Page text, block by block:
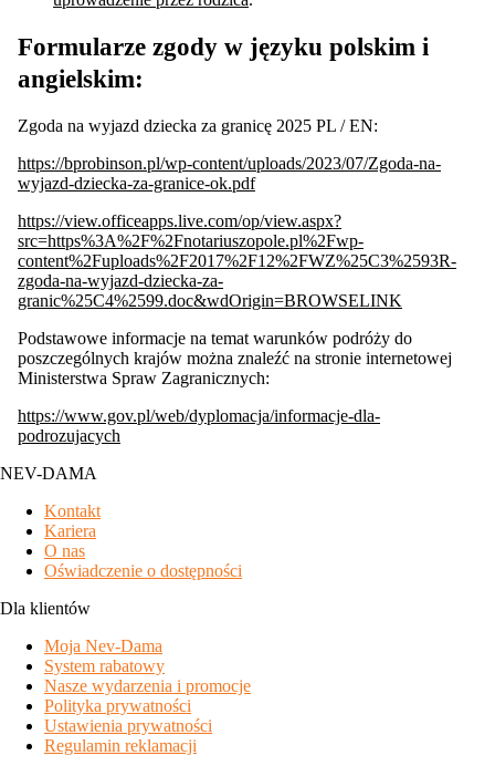
Formularze zgody w języku polskim i
angielskim:
Zgoda na wyjazd dziecka za granicę 2025 PL / EN:
https://bprobinson.pl/wp-content/uploads/2023/07/Zgoda-na-
wyjazd-dziecka-za-granice-ok.pdf
https://view.officeapps.live.com/op/view.aspx?
src=https%3A%2F%2Fnotariuszopole.pl%2Fwp-
content%2Fuploads%2F2017%2F12%2FWZ%25C3%2593R-
zgoda-na-wyjazd-dziecka-za-
granic%25C4%2599.doc&wdOrigin=BROWSELINK
Podstawowe informacje na temat warunków podróży do
poszczególnych krajów można znaleźć na stronie internetowej
Ministerstwa Spraw Zagranicznych:
https://www.gov.pl/web/dyplomacja/informacje-dla-
podrozujacych
NEV-DAMA
Kontakt
Kariera
O nas
Oświadczenie o dostępności
Dla klientów
Moja Nev-Dama
System rabatowy
Nasze wydarzenia i promocje
Polityka prywatności
Ustawienia prywatności
Regulamin reklamacji